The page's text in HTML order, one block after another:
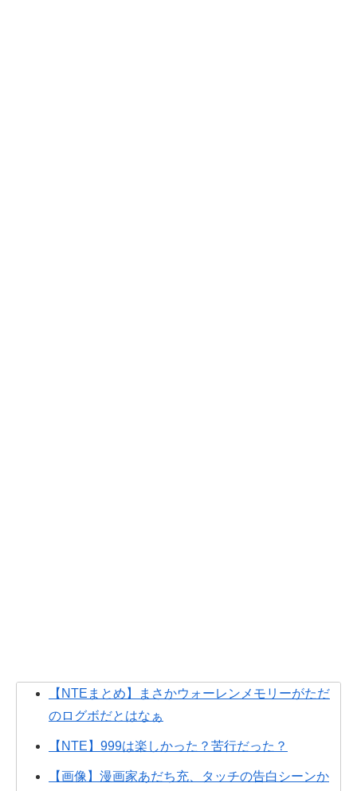
【NTEまとめ】まさかウォーレンメモリーがただ
のログボだとはなぁ
【NTE】999は楽しかった？苦行だった？
【画像】漫画家あだち充、タッチの告白シーンか